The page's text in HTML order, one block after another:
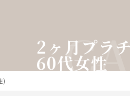
2ヶ月プラ
60代女性
)